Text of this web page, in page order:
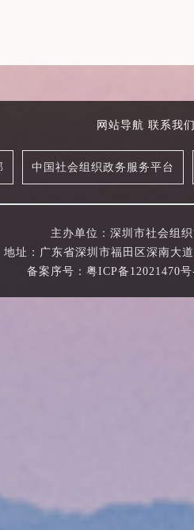
网站导航 联系我
中国社会组织政务服务平台
主办单位：深圳市社会组
地址：广东省深圳市福田区深南大
备案序号：粤ICP备12021470